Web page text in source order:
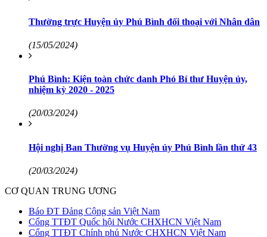
Thường trực Huyện ủy Phú Bình đối thoại với Nhân dân
(15/05/2024)
Phú Bình: Kiện toàn chức danh Phó Bí thư Huyện ủy,
nhiệm kỳ 2020 - 2025
(20/03/2024)
Hội nghị Ban Thường vụ Huyện ủy Phú Bình lần thứ 43
(20/03/2024)
CƠ QUAN TRUNG ƯƠNG
Báo ĐT Đảng Cộng sản Việt Nam
Cổng TTĐT Quốc hội Nước CHXHCN Việt Nam
Cổng TTĐT Chính phủ Nước CHXHCN Việt Nam